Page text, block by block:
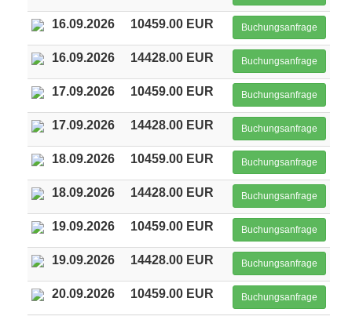
16.09.2026 10459.00 EUR Buchungsanfrage
16.09.2026 14428.00 EUR Buchungsanfrage
17.09.2026 10459.00 EUR Buchungsanfrage
17.09.2026 14428.00 EUR Buchungsanfrage
18.09.2026 10459.00 EUR Buchungsanfrage
18.09.2026 14428.00 EUR Buchungsanfrage
19.09.2026 10459.00 EUR Buchungsanfrage
19.09.2026 14428.00 EUR Buchungsanfrage
20.09.2026 10459.00 EUR Buchungsanfrage